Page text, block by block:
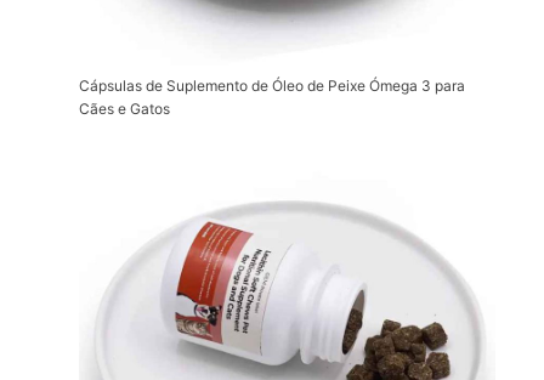
Cápsulas de Suplemento de Óleo de Peixe Ómega 3 para
Cães e Gatos